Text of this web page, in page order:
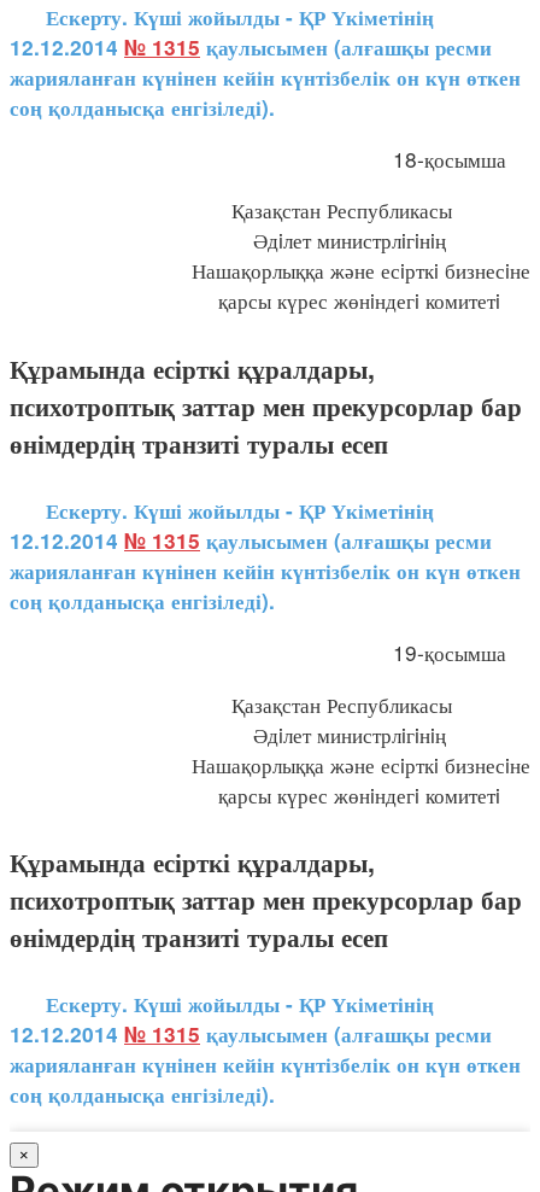
Ескерту. Күші жойылды - ҚР Үкіметінің
12.12.2014 № 1315 қаулысымен (алғашқы ресми
жарияланған күнінен кейін күнтізбелік он күн өткен
соң қолданысқа енгізіледі).
18-қосымша
Қазақстан Республикасы
Әдiлет министрлiгiнiң
Нашақорлыққа және есiрткi бизнесiне
қарсы күрес жөнiндегi комитетi
Құрамында есірткі құралдары,
психотроптық заттар мен прекурсорлар бар
өнімдердің транзиті туралы есеп
Ескерту. Күші жойылды - ҚР Үкіметінің
12.12.2014 № 1315 қаулысымен (алғашқы ресми
жарияланған күнінен кейін күнтізбелік он күн өткен
соң қолданысқа енгізіледі).
19-қосымша
Қазақстан Республикасы
Әдiлет министрлiгiнiң
Нашақорлыққа және есiрткi бизнесiне
қарсы күрес жөнiндегi комитетi
Құрамында есірткі құралдары,
психотроптық заттар мен прекурсорлар бар
өнімдердің транзиті туралы есеп
Ескерту. Күші жойылды - ҚР Үкіметінің
12.12.2014 № 1315 қаулысымен (алғашқы ресми
жарияланған күнінен кейін күнтізбелік он күн өткен
соң қолданысқа енгізіледі).
×